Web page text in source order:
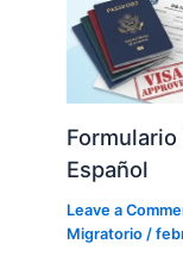
Español
Leave a
Migratorio /